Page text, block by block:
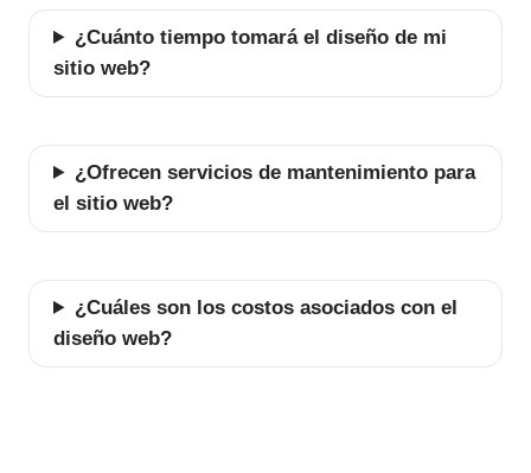
¿Cuánto tiempo tomará el diseño de mi
sitio web?
¿Ofrecen servicios de mantenimiento para
el sitio web?
¿Cuáles son los costos asociados con el
diseño web?